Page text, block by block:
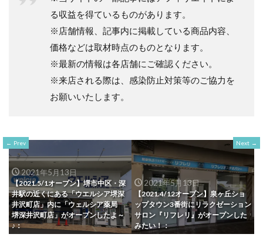
る収益を得ているものがあります。
※店舗情報、記事内に掲載している商品内容、
価格などは取材時点のものとなります。
※最新の情報は各店舗にご確認ください。
※来店される際は、感染防止対策等のご協力を
お願いいたします。
Prev
2021年5月13日
【2021.5/1オープン】堺市中区・深
井駅の近くにある「ウエルシア堺深
井沢町店」内に「ウェルシア薬局
堺深井沢町店」がオープンしたよ～
♪：
Next
2021年5月13日
【2021.4/12オープン】泉ヶ丘ショ
ップタウン3番街にリラクゼーション
サロン『リフレリ』がオープンした
みたい！：